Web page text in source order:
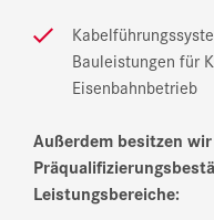
Bauleistungen für
Eisenbahnbetrieb
Außerdem besitzen wir
Leistungsbereiche: